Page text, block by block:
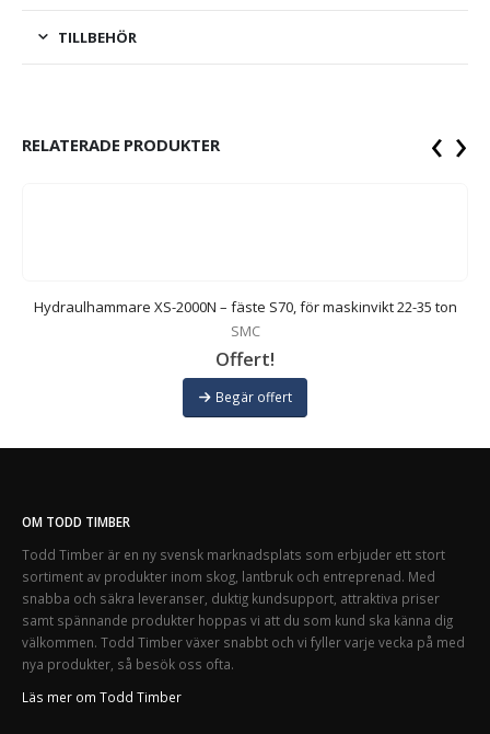
TILLBEHÖR
RELATERADE PRODUKTER
Hydraulhammare XS-2000N – fäste S70, för maskinvikt 22-35 ton
SMC
Offert!
Begär offert
‹ ›
OM TODD TIMBER
Todd Timber är en ny svensk marknadsplats som erbjuder ett stort
sortiment av produkter inom skog, lantbruk och entreprenad. Med
snabba och säkra leveranser, duktig kundsupport, attraktiva priser
samt spännande produkter hoppas vi att du som kund ska känna dig
välkommen. Todd Timber växer snabbt och vi fyller varje vecka på med
nya produkter, så besök oss ofta.
Läs mer om Todd Timber